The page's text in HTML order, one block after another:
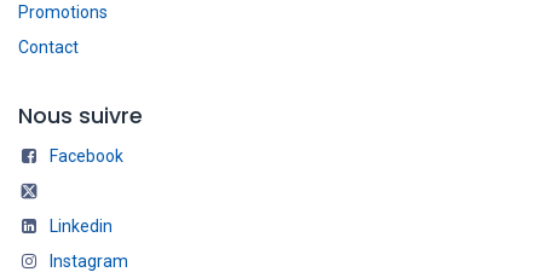
Promotions
Contact
Nous suivre
Facebook
Linkedin
Instagram